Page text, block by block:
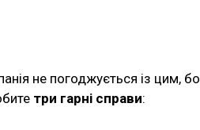
не погоджується із цим, бо
три гарні справи: